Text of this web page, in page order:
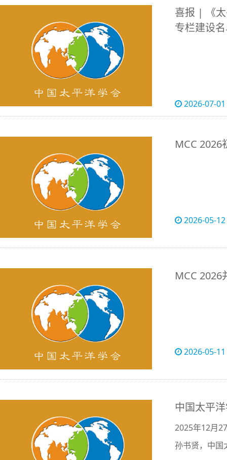
喜报 | 《
专栏建设
2026-07-01
MCC 2026
2026-05-12
MCC 2026
2026-05-11
中国太平
2025年12月
孙书贤，中国